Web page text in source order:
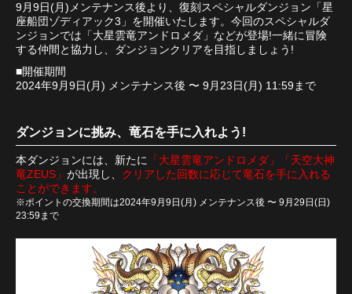
9月9日(月)メンテナンス後より、復刻スペシャルダンジョン「星
座船団ゾディアック3」を開催いたします。今回のスペシャルダ
ンジョンでは「大星雲竜アンドロメダ」などが登場!一緒に冒険
する仲間と協力し、ダンジョンクリアを目指しましょう!
■開催期間
2024年9月9日(月) メンテナンス後 〜 9月23日(月) 11:59まで
ダンジョンに挑み、竜石を手に入れよう!
本ダンジョンには、新たに 「大星雲竜アンドロメダ」「天空大神
竜ZEUS」 が出現し、 クリアした回数に応じて竜石を手に入れる
ことができます。
※ポイントの交換期間は2024年9月9日(月) メンテナンス後 〜 9月29日(日)
23:59まで